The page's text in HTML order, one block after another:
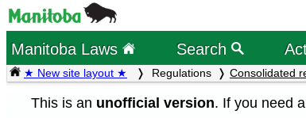
Manitoba Laws Search
★ New site layout ★ Regulations Consolidated
This is an unofficial version. If you need